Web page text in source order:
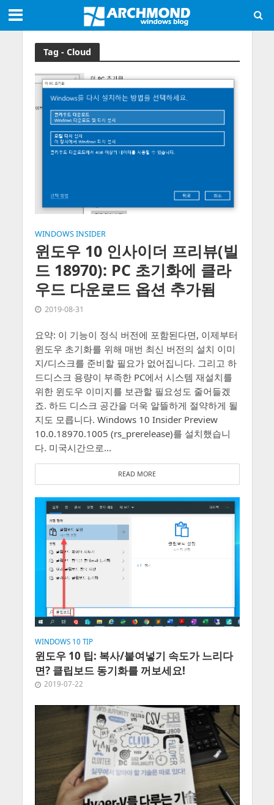
Tag - Cloud
WINDOWS INSIDER
윈도우 10 인사이더 프리뷰(빌
드 18970): PC 초기화에 클라
우드 다운로드 옵션 추가됨
2019-08-31
요약: 이 기능이 정식 버전에 포함된다면, 이제부터
윈도우 초기화를 위해 매번 최신 버전의 설치 이미
지/디스크를 준비할 필요가 없어집니다. 그리고 하
드디스크 용량이 부족한 PC에서 시스템 재설치를
위한 윈도우 이미지를 보관할 필요성도 줄어들겠
죠. 하드 디스크 공간을 더욱 알뜰하게 절약하게 될
지도 모릅니다. Windows 10 Insider Preview
10.0.18970.1005 (rs_prerelease)를 설치했습니
다. 미국시간으로...
READ MORE
WINDOWS 10 TIP
윈도우 10 팁: 복사/붙여넣기 속도가 느리다
면? 클립보드 동기화를 꺼보세요!
2019-07-22